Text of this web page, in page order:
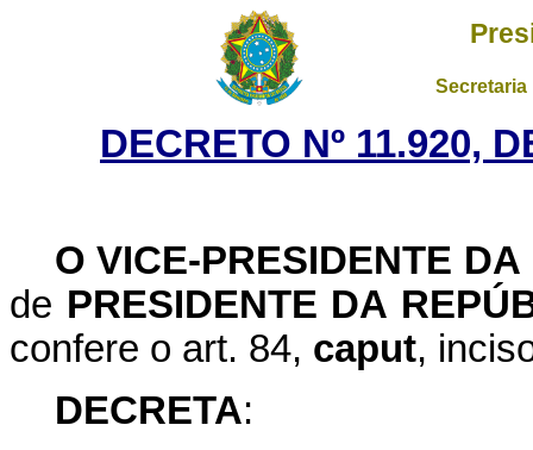
DECRETO Nº 11.920,
O VICE-PRESIDENTE
de PRESIDENTE DA
confere o art. 84, caput,
DECRETA: